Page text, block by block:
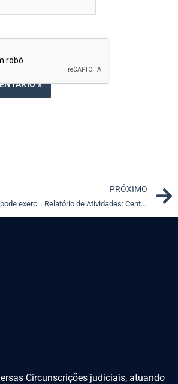
Filial de farmácia pode exercer atividade de distribuidora
PRÓXIMO
Relatório de Atividades: Central do Cidadão do STF prestou mais de 60 mil atendimentos em 2019
Circunscrições judiciais, atuando